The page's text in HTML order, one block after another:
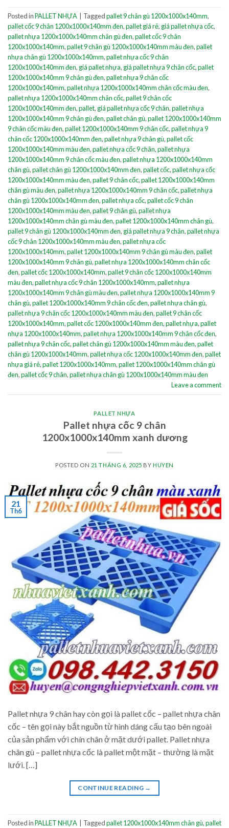
Posted inPALLET NHỰA Taggedpallet 9 chân gù 1200x1000x140mm,
pallet cốc 9 chân 1200x1000x140mm đen,pallet giá rẻ, giá pallet nhựa cốc,
pallet nhựa 1200x1000x140mm chân gù đen,pallet cốc 9 chân
1200x1000x140mm,pallet 9 chân gù 1200x1000x140mm màu đen,pallet
nhựa chân gù 1200x1000x140mm,pallet nhựa cốc 9 chân
1200x1000x140mm đen, giá pallet nhựa, giá pallet nhựa 9 chân cốc,pallet
1200x1000x140mm 9 chân gù đen,pallet nhựa 9 chân cốc
1200x1000x140mm,pallet nhựa 1200x1000x140mm chân cốc màu đen,
pallet nhựa 1200x1000x140mm chân cốc,pallet 9 chân cốc
1200x1000x140mm đen,pallet, giá pallet nhựa cốc 9 chân,pallet nhựa
1200x1000x140mm 9 chân gù đen,pallet chân gù,pallet 1200x1000x140mm
9 chân cốc màu đen,pallet 1200x1000x140mm 9 chân cốc,pallet nhựa 9
chân cốc 1200x1000x140mm đen,pallet nhựa 9 chân gù,pallet cốc
1200x1000x140mm màu đen,pallet nhựa cốc 9 chân,pallet nhựa
1200x1000x140mm 9 chân cốc màu đen,pallet nhựa 1200x1000x140mm
chân gù,pallet chân gù 1200x1000x140mm đen,pallet cốc,pallet nhựa cốc
1200x1000x140mm màu đen,pallet 9 chân cốc,pallet 1200x1000x140mm
chân gù màu đen,pallet nhựa 1200x1000x140mm 9 chân cốc,pallet nhựa
chân gù 1200x1000x140mm đen,pallet nhựa cốc,pallet cốc 9 chân
1200x1000x140mm màu đen,pallet 9 chân gù,pallet nhựa
1200x1000x140mm chân gù màu đen,pallet 1200x1000x140mm chân gù,
pallet 9 chân gù 1200x1000x140mm đen, giá pallet nhựa 9 chân,pallet nhựa
cốc 9 chân 1200x1000x140mm màu đen,pallet nhựa cốc
1200x1000x140mm,pallet 1200x1000x140mm 9 chân gù màu đen,pallet
1200x1000x140mm 9 chân gù,pallet nhựa 1200x1000x140mm chân cốc
đen,pallet cốc 1200x1000x140mm,pallet 9 chân cốc 1200x1000x140mm
màu đen,pallet nhựa cốc 9 chân 1200x1000x140mm,pallet nhựa
1200x1000x140mm 9 chân gù màu đen,pallet nhựa 1200x1000x140mm 9
chân gù,pallet 1200x1000x140mm 9 chân cốc đen,pallet nhựa chân gù,
pallet nhựa 9 chân cốc 1200x1000x140mm màu đen,pallet 9 chân cốc
1200x1000x140mm,pallet cốc 1200x1000x140mm đen,pallet nhựa,pallet
nhựa 1200x1000x140mm,pallet nhựa 1200x1000x140mm 9 chân cốc đen,
pallet nhựa 9 chân cốc,pallet chân gù 1200x1000x140mm màu đen,pallet
chân gù 1200x1000x140mm,pallet nhựa cốc 1200x1000x140mm đen,pallet
nhựa giá rẻ,pallet 1200x1000x140mm,pallet 1200x1000x140mm chân gù
đen,pallet cốc 9 chân,pallet nhựa chân gù 1200x1000x140mm màu đen
Leave a comment
PALLET NHỰA
Pallet nhựa cốc 9 chân
1200x1000x140mm xanh dương
POSTED ON 21 THÁNG 6, 2025 BY HUYEN
21
Th6
Pallet nhựa 9 chân hay còn gọi là pallet cốc – pallet nhựa chân
cốc – tên gọi này bắt nguồn từ hình dáng cấu tạo bên ngoài
của sản phẩm với chín chân ở mặt dưới pallet. Pallet nhựa
chân gù – pallet nhựa cốc là pallet một mặt – thường là mặt
lưới. […]
CONTINUE READING →
Posted inPALLET NHỰA Taggedpallet 1200x1000x140mm chân gù,pallet